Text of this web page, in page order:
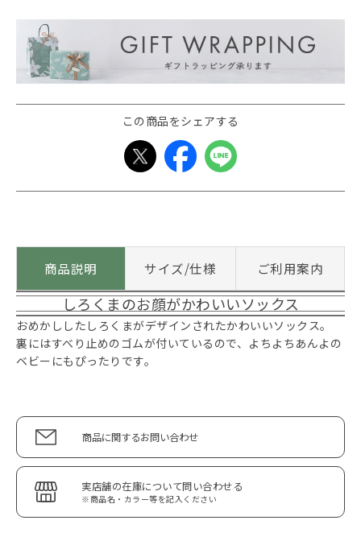
この商品をシェアする
商品説明 サイズ/仕様 ご利用案内
しろくまのお顔がかわいいソックス
おめかししたしろくまがデザインされたかわいいソックス。
裏にはすべり止めのゴムが付いているので、よちよちあんよの
ベビーにもぴったりです。
商品に関するお問い合わせ
実店舗の在庫について問い合わせる
※商品名・カラー等を記入ください